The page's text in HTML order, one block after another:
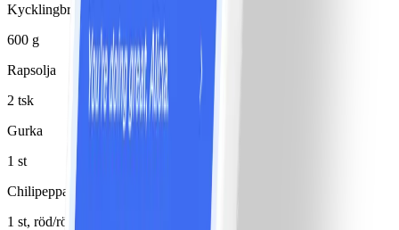
Kycklingbröstfilé
600 g
Rapsolja
2 tsk
Gurka
1 st
Chilipeppar
1 st, röd/röda